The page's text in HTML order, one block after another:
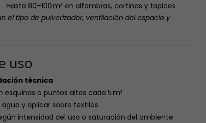
Hasta 80–100 m² en alfombras, cortinas y tapices
el tipo de pulverizador, ventilación del espacio y
uso
técnica
esquinas o puntos altos cada 5 m²
agua y aplicar sobre textiles
intensidad del uso o saturación del ambiente